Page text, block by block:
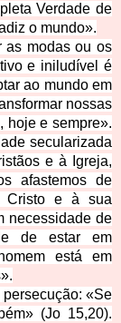
Verdade de
o mundo».
as modas ou os
e iniludível é
ao mundo em
nossas
hoje e sempre».
secularizada
e à Igreja,
afastemos de
Cristo e à sua
necessidade de
de estar em
está em
«Se
(Jo 15,20).